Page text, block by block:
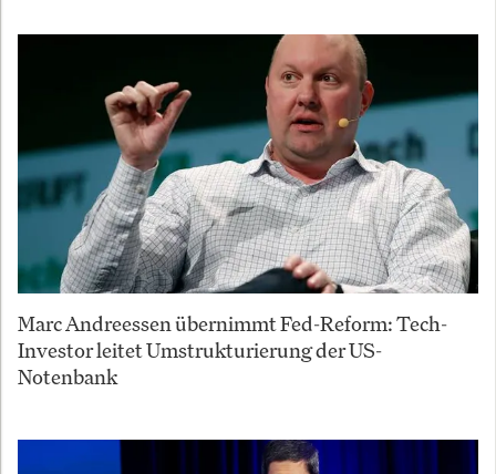
Marc Andreessen übernimmt Fed-Reform: Tech-
Investor leitet Umstrukturierung der US-
Notenbank